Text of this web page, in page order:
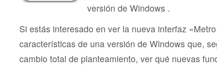
versión de Windows .
Si estás interesado en ver la nueva interfaz
características de una versión de Windows que,
cambio total de planteamiento, ver qué nuevas